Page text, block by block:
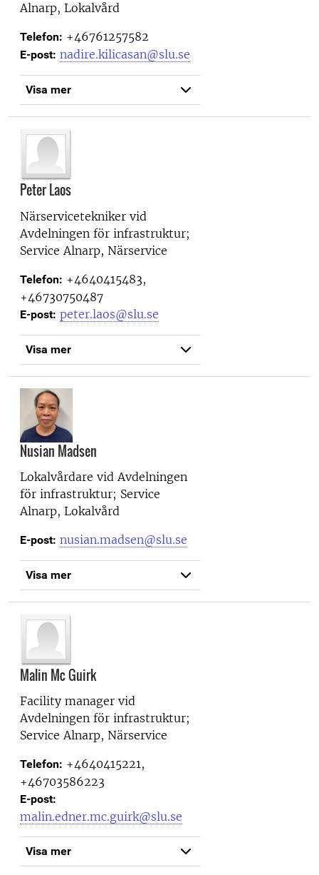
Alnarp, Lokalvård
Telefon: +46761257582
E-post: nadire.kilicasan@slu.se
Visa mer
Peter Laos
Närservicetekniker vid
Avdelningen för infrastruktur;
Service Alnarp, Närservice
Telefon: +4640415483,
+46730750487
E-post: peter.laos@slu.se
Visa mer
Nusian Madsen
Lokalvårdare vidAvdelningen
för infrastruktur; Service
Alnarp, Lokalvård
E-post: nusian.madsen@slu.se
Visa mer
Malin Mc Guirk
Facility manager vid
Avdelningen för infrastruktur;
Service Alnarp, Närservice
Telefon: +4640415221,
+46703586223
E-post:
malin.edner.mc.guirk@slu.se
Visa mer